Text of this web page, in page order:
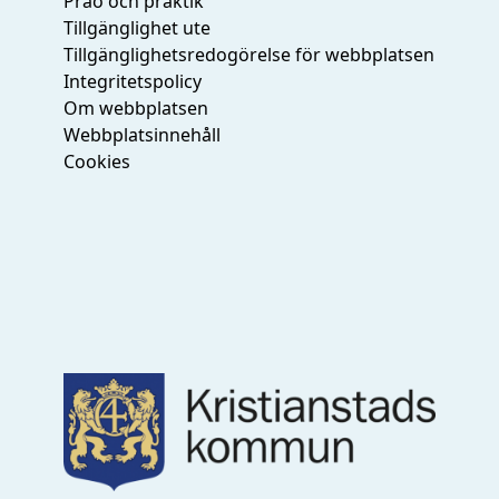
Tillgänglighet ute
Tillgänglighetsredogörelse för webbplatsen
Integritetspolicy
Om webbplatsen
Webbplatsinnehåll
Cookies